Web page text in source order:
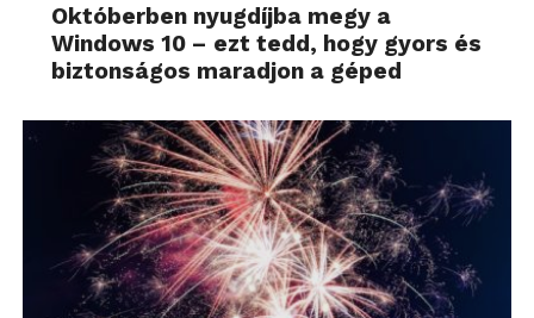
Októberben nyugdíjba megy a
Windows 10 – ezt tedd, hogy gyors és
biztonságos maradjon a géped